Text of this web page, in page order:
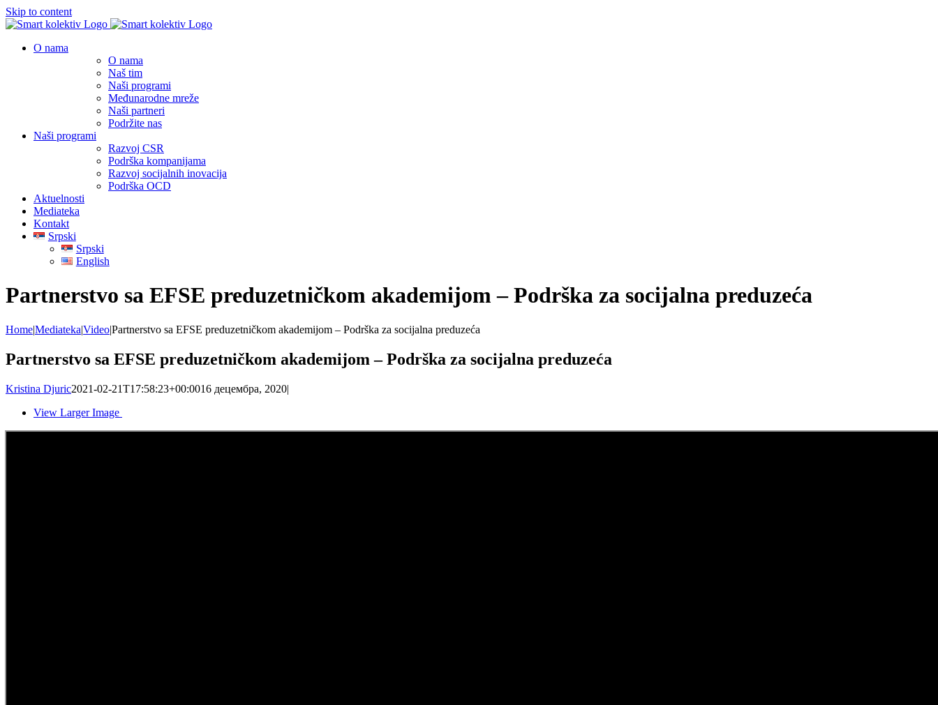
Skip to content
O nama
O nama
Naš tim
Naši programi
Međunarodne mreže
Naši partneri
Podržite nas
Naši programi
Razvoj CSR
Podrška kompanijama
Razvoj socijalnih inovacija
Podrška OCD
Aktuelnosti
Mediateka
Kontakt
Srpski
Srpski
English
Partnerstvo sa EFSE preduzetničkom akademijom – Podrška za socijalna preduzeća
Home|Mediateka|Video|Partnerstvo sa EFSE preduzetničkom akademijom – Podrška za socijalna preduzeća
Partnerstvo sa EFSE preduzetničkom akademijom – Podrška za socijalna preduzeća
Kristina Djuric2021-02-21T17:58:23+00:0016 децембра, 2020|
View Larger Image